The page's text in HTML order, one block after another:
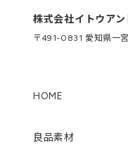
株式会社イトウア
〒491-0831 愛知県一
HOME
良品素材